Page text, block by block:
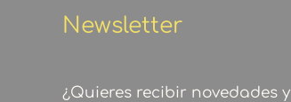
Newsletter
¿Quieres recibir novedades y